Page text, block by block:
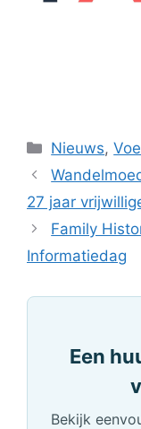
Categorieën
Nieuws,
27 jaar
Family
Informatiedag
Een
Bekijk